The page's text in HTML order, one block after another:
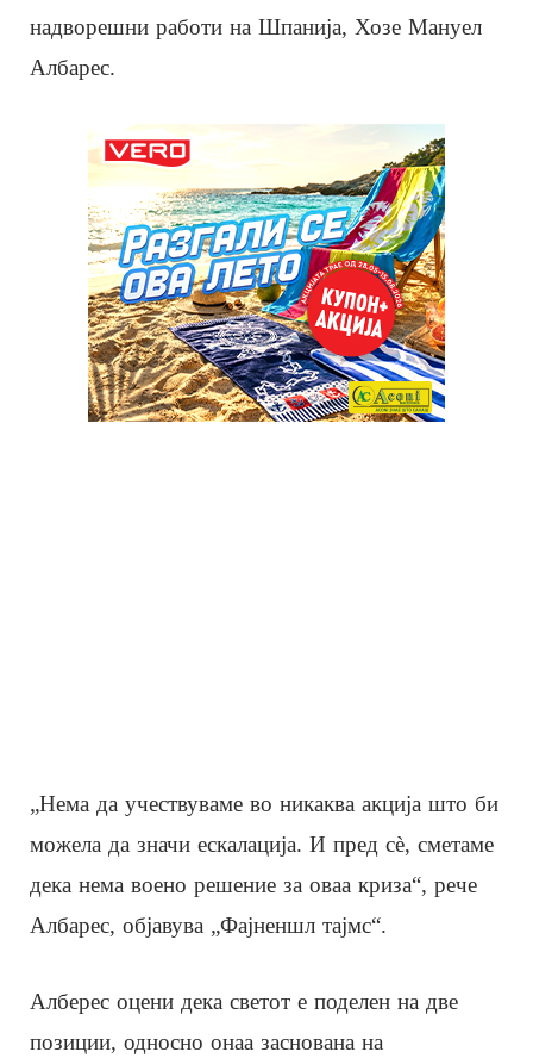
надворешни работи на Шпанија, Хозе Мануел
Албарес.
„Нема да учествуваме во никаква акција што би
можела да значи ескалација. И пред сè, сметаме
дека нема воено решение за оваа криза“, рече
Албарес, објавува „Фајненшл тајмс“.
Алберес оцени дека светот е поделен на две
позиции, односно онаа заснована на